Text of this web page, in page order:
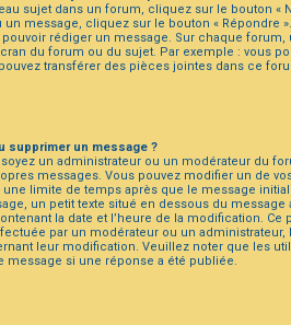
sujet dans un forum, cliquez sur le bouton «
un message, cliquez sur le bouton « Répondre
pouvoir rédiger un message. Sur chaque
du forum ou du sujet. Par exemple : vous
transférer des pièces jointes dans ce
supprimer un message ?
un administrateur ou un modérateur du
messages. Vous pouvez modifier un de
limite de temps après que le message
un petit texte situé en dessous du
la date et l’heure de la modification. Ce
par un modérateur ou un
leur modification. Veuillez noter que les
message si une réponse a été publiée.